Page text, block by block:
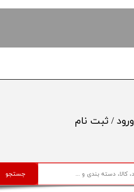
جستجو
ورود/ ثبت نام
تغییر گذر واژه
سفارشات